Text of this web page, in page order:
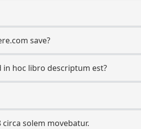
save?
hoc libro descriptum est?
solem movebatur.